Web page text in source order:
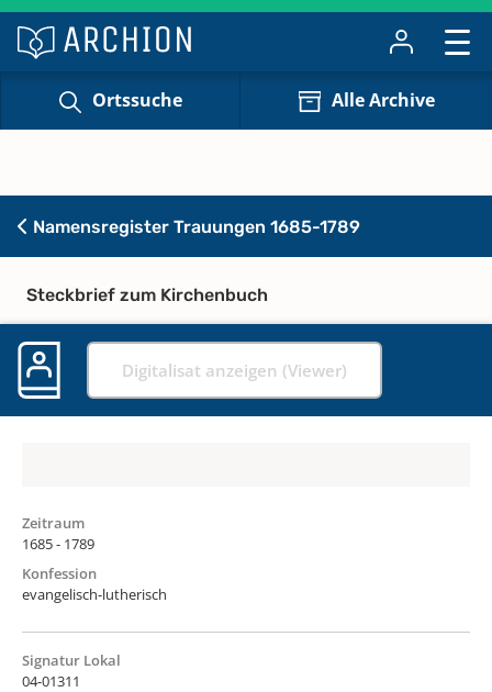
Ortssuche Alle Archive
Namensregister Trauungen 1685-1789
Steckbrief zum Kirchenbuch
Digitalisat anzeigen (Viewer)
Zeitraum
1685 - 1789
Konfession
evangelisch-lutherisch
Signatur Lokal
04-01311